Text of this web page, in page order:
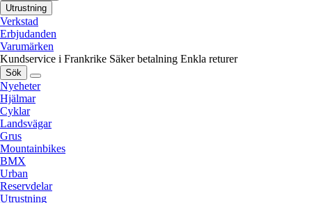
Utrustning
Verkstad
Erbjudanden
Varumärken
Kundservice i Frankrike Säker betalning Enkla returer
Sök
Nyeheter
Hjälmar
Cyklar
Landsvägar
Grus
Mountainbikes
BMX
Urban
Reservdelar
Utrustning